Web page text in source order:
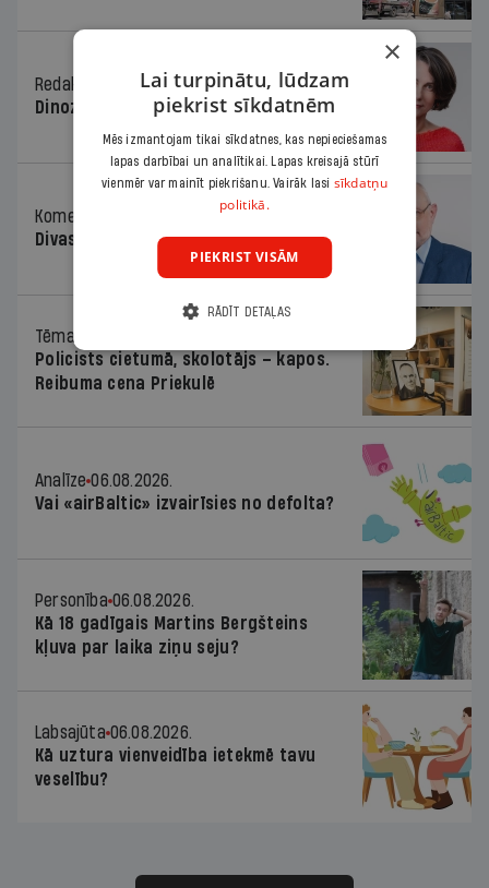
Redaktores sleja 06.08.2026.
Dinozaura triks
Komentārs
Divas koalīcijas
Tēma
Policists cietumā, skolotājs – kapos.
Reibuma cena Priekulē
Analīze 06.08.2026.
Vai «airBaltic» izvairīsies no defolta?
Personība 06.08.2026.
Kā 18 gadīgais Martins Bergšteins
kļuva par laika ziņu seju?
Labsajūta 06.08.2026.
Kā uztura vienveidība ietekmē tavu
veselību?
×
Lai turpinātu, lūdzam
piekrist sīkdatnēm
Mēs izmantojam tikai sīkdatnes, kas nepieciešamas
lapas darbībai un analītikai. Lapas kreisajā stūrī
vienmēr var mainīt piekrišanu. Vairāk lasi sīkdatņu
politikā.
PIEKRIST VISĀM
RĀDĪT DETAĻAS